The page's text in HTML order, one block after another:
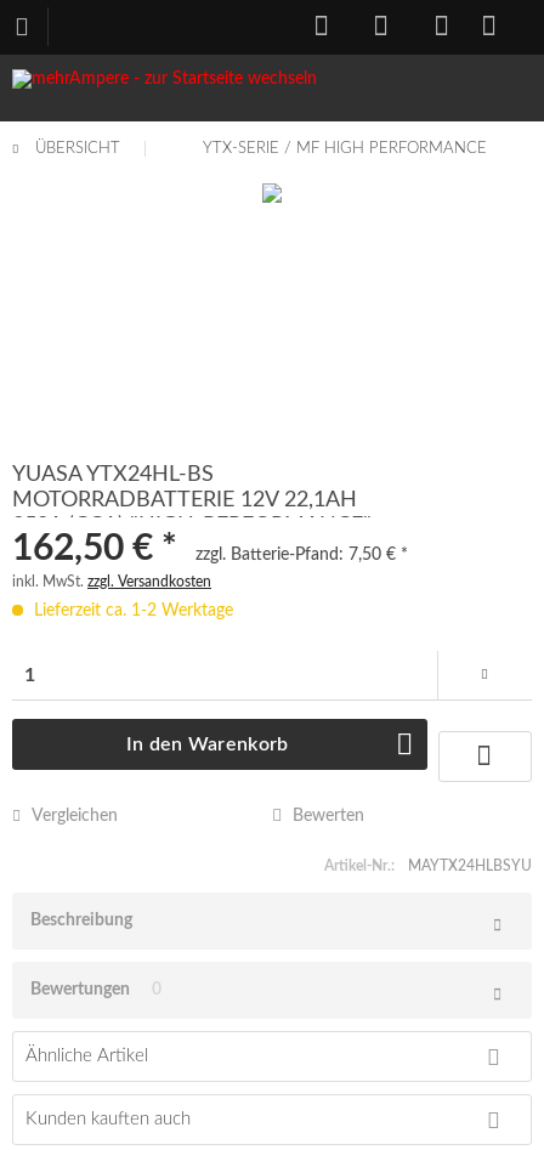
ÜBERSICHT YTX-SERIE / MF HIGH PERFORMANCE
YUASA YTX24HL-BS
MOTORRADBATTERIE 12V 22,1AH
162,50 € * zzgl. Batterie-Pfand: 7,50 € *
inkl. MwSt. zzgl. Versandkosten
Lieferzeit ca. 1-2 Werktage
In den Warenkorb
Vergleichen Bewerten
Artikel-Nr.: MAYTX24HLBSYU
Beschreibung
Bewertungen 0
Ähnliche Artikel
Kunden kauften auch